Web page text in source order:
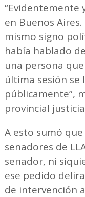
“Evidentemente
en Buenos
mismo signo
había hablado
una persona
última sesión se
públicamente”,
provincial
A esto sumó
senadores de
senador, ni
ese pedido
de intervención